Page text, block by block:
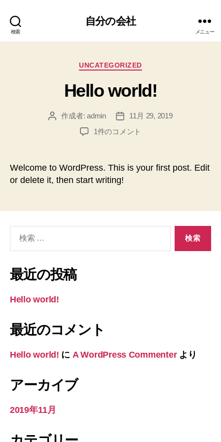
検索
自分の会社
メニュー
カ
ゴ
リ
UNCATEGORIZED
Hello world!
投
作成者:admin
投
稿
11月 29, 2019
Hello
1件のコメント
Welcome to WordPress. This is your first post. Edit
or delete it, then start writing!
象:
最近の投稿
Hello world!
最近のコメント
Hello world! に A WordPress Commenterより
アーカイブ
2019年11月